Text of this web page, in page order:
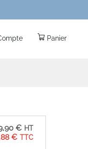
Panier
€
€